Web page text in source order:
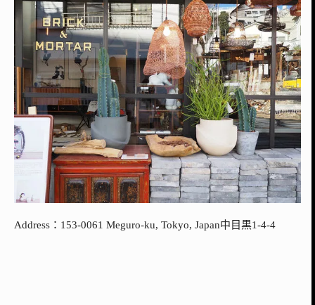
Address：153-0061 Meguro-ku, Tokyo, Japan中目黒1-4-4